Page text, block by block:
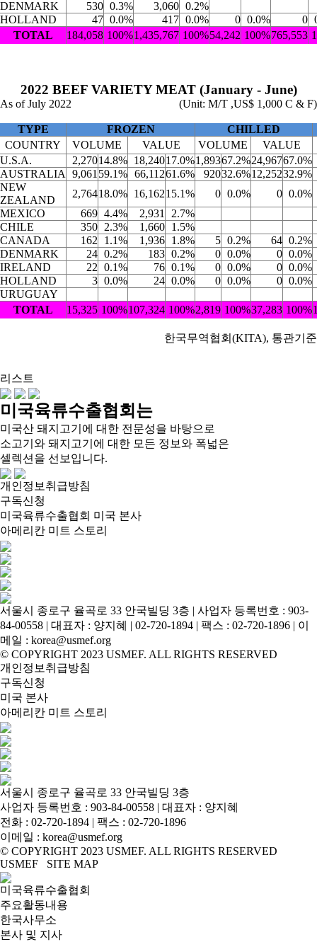
DENMARK 530 0.3% 3,060 0.2%
HOLLAND
47 0.0% 417 0.0% 0 0.0% 0
TOTAL
184,058 100%1,435,767 100%54,242 100%765,553
2022 BEEF VARIETY MEAT (January - June)
As of July 2022 (Unit: M/T ,US$ 1,000 C & F)
TYPE FROZEN
CHILLED
COUNTRY
VOLUME VALUE VOLUME
VALUE
U.S.A.
2,27014.8% 18,24017.0%1,89367.2%24,96767.0%
AUSTRALIA
9,061 59.1% 66,11261.6% 92032.6%12,25232.9%
NEW
ZEALAND
2,76418.0% 16,16215.1% 0 0.0% 0 0.0%
MEXICO
669 4.4% 2,931
2.7%
CHILE
350 2.3% 1,660 1.5%
CANADA
162 1.1% 1,936 1.8% 5 0.2% 64 0.2%
DENMARK
24 0.2% 183 0.2% 0 0.0% 0 0.0%
IRELAND
22 0.1% 76 0.1% 0 0.0% 0 0.0%
HOLLAND
3 0.0% 24 0.0% 0 0.0% 0 0.0%
URUGUAY
TOTAL
15,325 100%107,324 100%2,819 100%37,283 100%
한국무역협회(KITA), 통관기준
리스트
미국육류수출협회는
미국산 돼지고기에 대한 전문성을 바탕으로
소고기와 돼지고기에 대한 모든 정보와 폭넓은
셀렉션을 선보입니다.
개인정보취급방침
구독신청
미국육류수출협회 미국 본사
아메리칸 미트 스토리
서울시 종로구 율곡로 33 안국빌딩 3층 | 사업자 등록번호 : 903-
84-00558 | 대표자 : 양지혜 | 02-720-1894 | 팩스 : 02-720-1896 | 이
메일 : korea@usmef.org
© COPYRIGHT 2023 USMEF. ALL RIGHTS RESERVED
개인정보취급방침
구독신청
미국 본사
아메리칸 미트 스토리
서울시 종로구 율곡로 33 안국빌딩 3층
사업자 등록번호 : 903-84-00558 | 대표자 : 양지혜
전화 : 02-720-1894 | 팩스 : 02-720-1896
이메일 : korea@usmef.org
© COPYRIGHT 2023 USMEF. ALL RIGHTS RESERVED
USMEF SITE MAP
미국육류수출협회
주요활동내용
한국사무소
본사 및 지사